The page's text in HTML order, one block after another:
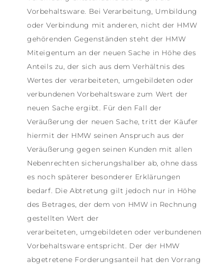
Vorbehaltsware. Bei Verarbeitung, Umbildung
oder Verbindung mit anderen, nicht der HMW
gehörenden Gegenständen steht der HMW
Miteigentum an der neuen Sache in Höhe des
Anteils zu, der sich aus dem Verhältnis des
Wertes der verarbeiteten, umgebildeten oder
verbundenen Vorbehaltsware zum Wert der
neuen Sache ergibt. Für den Fall der
Veräußerung der neuen Sache, tritt der Käufer
hiermit der HMW seinen Anspruch aus der
Veräußerung gegen seinen Kunden mit allen
Nebenrechten sicherungshalber ab, ohne dass
es noch späterer besonderer Erklärungen
bedarf. Die Abtretung gilt jedoch nur in Höhe
des Betrages, der dem von HMW in Rechnung
gestellten Wert der
verarbeiteten, umgebildeten oder verbundenen
Vorbehaltsware entspricht. Der der HMW
abgetretene Forderungsanteil hat den Vorrang